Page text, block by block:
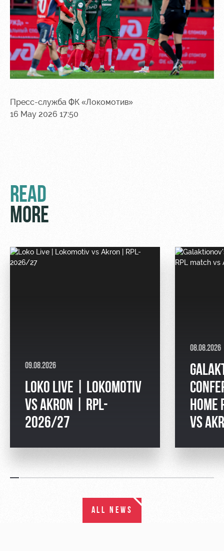
Пресс-служба ФК «Локомотив»
16 May 2026 17:50
READ
MORE
09.08.2026
LOKO LIVE | LOKOMOTIV
VS AKRON | RPL-
2026/27
08.08.2026
HOME
VS
ALL NEWS